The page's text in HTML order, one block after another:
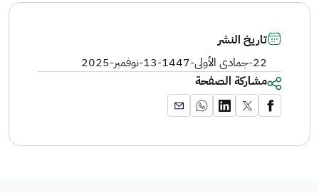
تاريخ النشر
22-جمادى الأولى-1447
-13-نوفمبر-2025
مشاركة الصفحة